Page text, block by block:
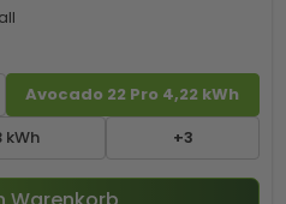
Avocado 22 Pro 4,22 kWh
kWh
+3